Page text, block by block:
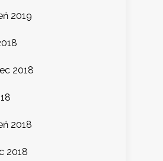
2019
2018
2018
2018